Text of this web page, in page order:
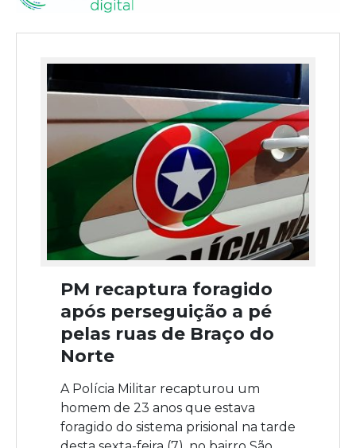
PM recaptura foragido
após perseguição a pé
pelas ruas de Braço do
Norte
A Polícia Militar recapturou um
homem de 23 anos que estava
foragido do sistema prisional na tarde